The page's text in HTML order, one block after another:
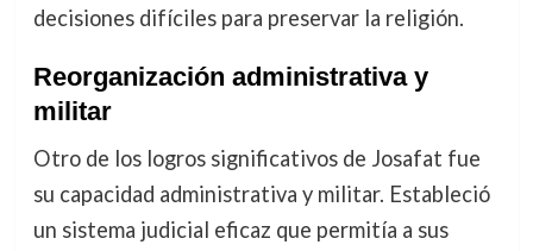
decisiones difíciles para preservar la religión.
Reorganización administrativa y
militar
Otro de los logros significativos de Josafat fue
su capacidad administrativa y militar. Estableció
un sistema judicial eficaz que permitía a sus